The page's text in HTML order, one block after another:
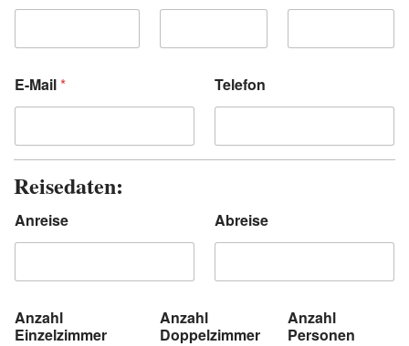
E-Mail* Telefon
Reisedaten:
Anreise Abreise
Anzahl
Einzelzimmer
Anzahl
Doppelzimmer
Anzahl
Personen